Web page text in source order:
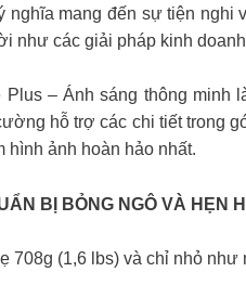
nghĩa mang đến sự tiện
như các giải pháp kinh
Plus – Ánh sáng thông
hỗ trợ các chi tiết trong
hình ảnh hoàn hảo nhất.
BỊ BỎNG NGÔ VÀ HẸN
708g (1,6 lbs) và chỉ nhỏ như